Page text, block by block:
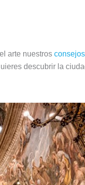
arte nuestros
descubrir la